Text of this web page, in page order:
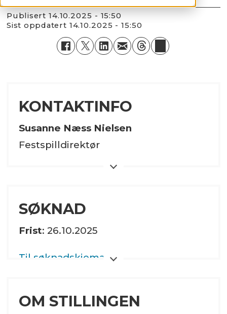
Publisert
14.10.2025 - 15:50
Sist oppdatert
14.10.2025 - 15:50
KONTAKTINFO
Susanne Næss Nielsen
Festspilldirektør
Administrasjonsleder
SØKNAD
Frist: 26.10.2025
Til søknadskjema
OM STILLINGEN